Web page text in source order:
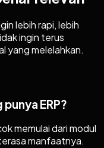
lebih rapi, lebih
ingin terus
yang melelahkan.
ERP?
memulai dari modul
manfaatnya.